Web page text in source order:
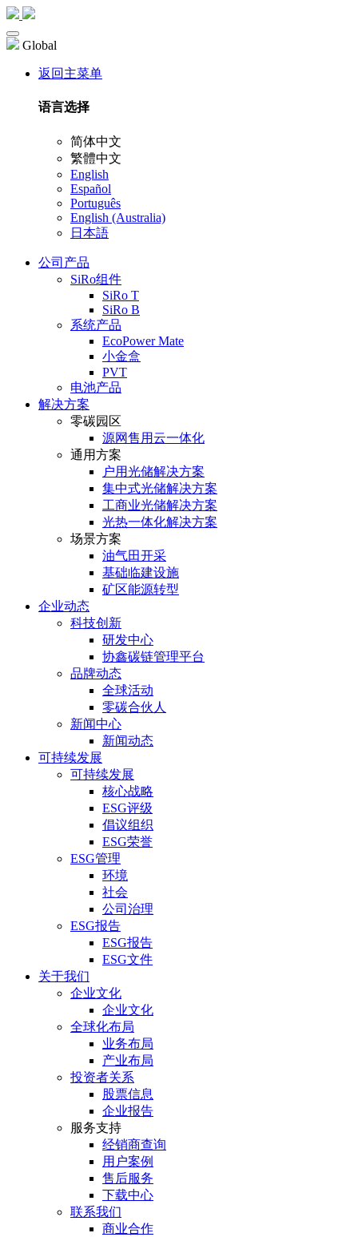
Global
返回主菜单
语言选择
简体中文
繁體中文
English
Español
Português
English (Australia)
日本語
公司产品
SiRo组件
SiRo T
SiRo B
系统产品
EcoPower Mate
小金盒
PVT
电池产品
解决方案
零碳园区
源网售用云一体化
通用方案
户⽤光储解决⽅案
集中式光储解决⽅案
⼯商业光储解决⽅案
光热⼀体化解决⽅案
场景方案
油气田开采
基础临建设施
矿区能源转型
企业动态
科技创新
研发中心
协鑫碳链管理平台
品牌动态
全球活动
零碳合伙人
新闻中心
新闻动态
可持续发展
可持续发展
核心战略
ESG评级
倡议组织
ESG荣誉
ESG管理
环境
社会
公司治理
ESG报告
ESG报告
ESG文件
关于我们
企业文化
企业文化
全球化布局
业务布局
产业布局
投资者关系
股票信息
企业报告
服务支持
经销商查询
用户案例
售后服务
下载中心
联系我们
商业合作